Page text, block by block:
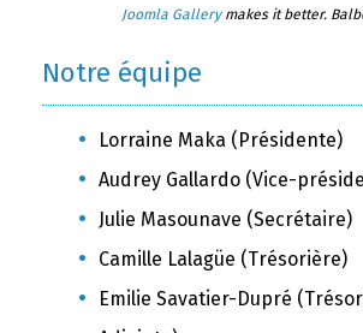
Joomla Gallerymakes it better.
Notre équipe
Lorraine Maka (Présidente)
Audrey Gallardo (Vice-
Julie Masounave (Secrétaire)
Camille Lalagüe (Trésorière)
Emilie Savatier-Dupré